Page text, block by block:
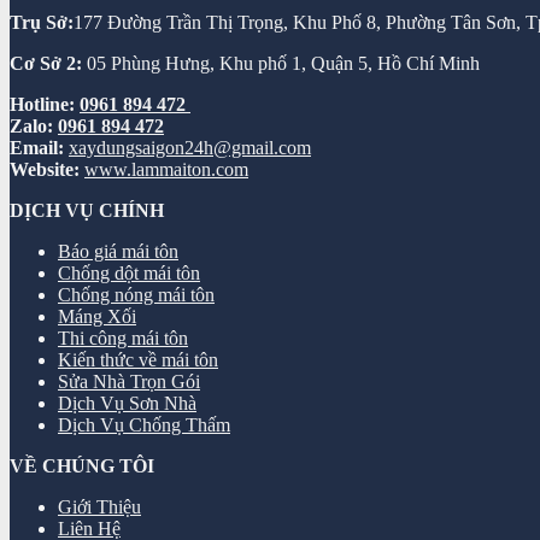
Trụ Sở:177 Đường Trần Thị Trọng, Khu Phố 8, Phường Tân Sơn,
Cơ Sở 2: 05 Phùng Hưng, Khu phố 1, Quận 5, Hồ Chí Minh
Hotline: 0961 894 472
Zalo: 0961 894 472
Email: xaydungsaigon24h@gmail.com
Website: www.lammaiton.com
DỊCH VỤ CHÍNH
Báo giá mái tôn
Chống dột mái tôn
Chống nóng mái tôn
Máng Xối
Thi công mái tôn
Kiến thức về mái tôn
Sửa Nhà Trọn Gói
Dịch Vụ Sơn Nhà
Dịch Vụ Chống Thấm
VỀ CHÚNG TÔI
Giới Thiệu
Liên Hệ